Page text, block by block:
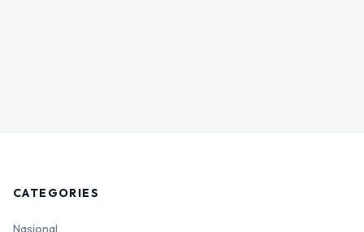
CATEGORIES
Nasional